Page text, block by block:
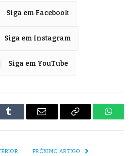
Siga em Facebook
Siga em Instagram
Siga em YouTube
Tumblr
E-
Copiar
PRÓXIMO ARTIGO